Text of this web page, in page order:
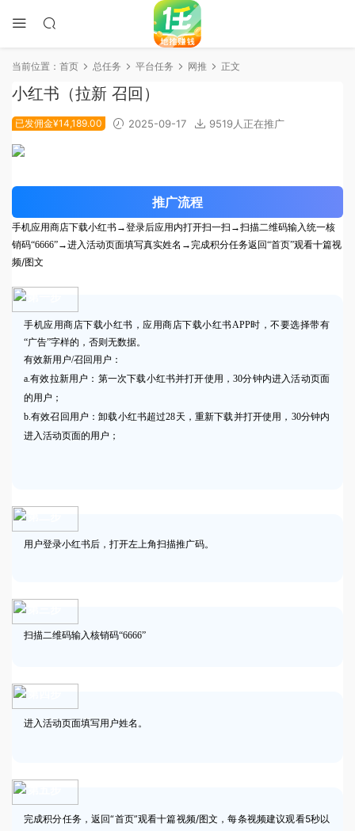
当前位置： 首页 总任务 平台任务 网推 正文
小红书（拉新 召回）
已发佣金¥14,189.00 2025-09-17 9519人正在推广
推广流程
手机应用商店下载小红书→登录后应用内打开扫一扫→扫描二维码输入统一核
销码“6666”→进入活动页面填写真实姓名→完成积分任务返回“首页”观看十篇视
频/图文
手机应用商店下载小红书，应用商店下载小红书APP时，不要选择带有
“广告”字样的，否则无数据。
有效新用户/召回用户：
a.有效拉新用户：第一次下载小红书并打开使用，30分钟内进入活动页面
的用户；
b.有效召回用户：卸载小红书超过28天，重新下载并打开使用，30分钟内
进入活动页面的用户；
用户登录小红书后，打开左上角扫描推广码。
扫描二维码输入核销码“6666”
进入活动页面填写用户姓名。
完成积分任务，返回“首页”观看十篇视频/图文，每条视频建议观看5秒以